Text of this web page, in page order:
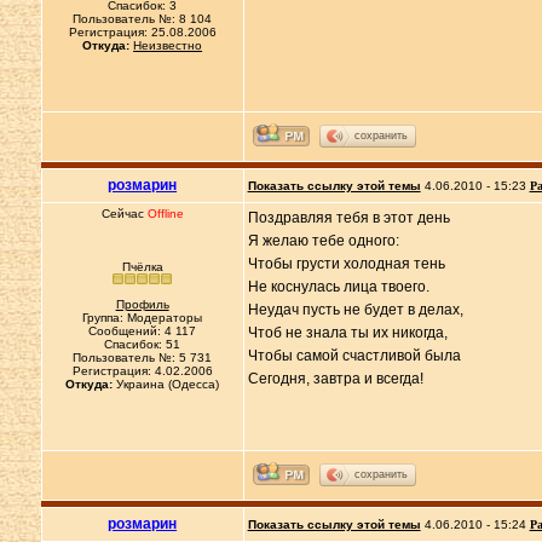
Спасибок: 3
Пользователь №: 8 104
Регистрация: 25.08.2006
Откуда: Неизвестно
сохранить
розмарин Показать ссылку этой темы 4.06.2010 - 15:23
Сейчас Offline
Пчёлка
Профиль
Группа: Модераторы
Сообщений: 4 117
Спасибок: 51
Пользователь №: 5 731
Регистрация: 4.02.2006
Откуда: Украина (Одесса)
Поздравляя тебя в этот день
Я желаю тебе одного:
Чтобы грусти холодная тень
Hе коснулась лица твоего.
Hеудач пусть не будет в делах,
Чтоб не знала ты их никогда,
Чтобы самой счастливой была
Сегодня, завтра и всегда!
сохранить
розмарин Показать ссылку этой темы 4.06.2010 - 15:24